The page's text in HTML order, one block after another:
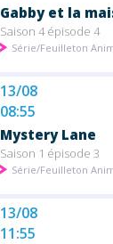
Gabby et la
Saison 4 épisode 4
Série/Feuilleton
13/08
08:55
Mystery Lane
Saison 1 épisode 3
Série/Feuilleton
13/08
11:55